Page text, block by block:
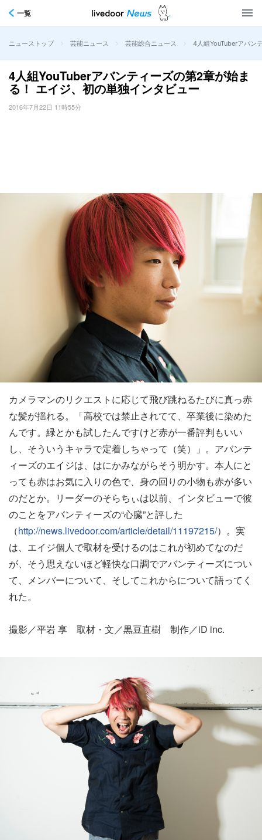
一覧
ニューストップ > 芸能ニュース > 芸能総合ニュース > 4人組YouTuberアバン
4人組YouTuberアバンティーズの第2章が始ま
る！ エイジ、初の単独インタビュー
2016年7月22日 11時55分
カメラマンのリクエストに応じて飛び跳ねるたびに真っ赤
な髪が揺れる。「高校では禁止されてて、卒業後に染めた
んです。緑とかも試したんですけど赤が一番評判もいい
し、そういうキャラで定着しちゃって（笑）」。アバンテ
ィーズのエイジは、はにかみながらそう明かす。本人にと
っても赤はお気に入りの色で、身の回りの小物も赤が多い
のだとか。リーダーのそらちぃは以前、インタビューで彼
のことをアバンティーズの“心臓”と評した
（http://news.livedoor.com/article/detail/11197215/）。実
は、エイジ個人で取材を受けるのはこれが初めてなのだ
が、そう思えないほど軽快な口調でアバンティーズについ
て、メンバーについて、そしてこれからについて語ってく
れた。
撮影／平岩 享 取材・文／黒豆直樹 制作／iD inc.